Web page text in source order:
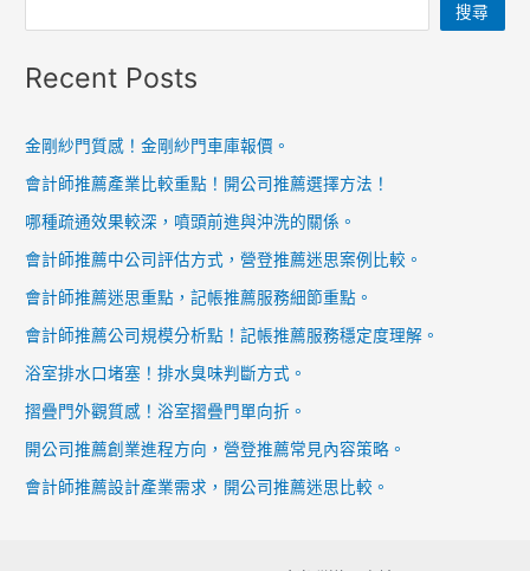
搜尋
Recent Posts
金剛紗門質感！金剛紗門車庫報價。
會計師推薦產業比較重點！開公司推薦選擇方法！
哪種疏通效果較深，噴頭前進與沖洗的關係。
會計師推薦中公司評估方式，營登推薦迷思案例比較。
會計師推薦迷思重點，記帳推薦服務細節重點。
會計師推薦公司規模分析點！記帳推薦服務穩定度理解。
浴室排水口堵塞！排水臭味判斷方式。
摺疊門外觀質感！浴室摺疊門單向折。
開公司推薦創業進程方向，營登推薦常見內容策略。
會計師推薦設計產業需求，開公司推薦迷思比較。